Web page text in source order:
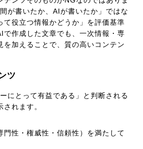
が書いたか、AIが書いたか」ではな
て役立つ情報かどうか」を評価基準
で作成した文章でも、一次情報・専
を加えることで、質の高いコンテン
ツ
にとって有益である」と判断される
れます。
門性・権威性・信頼性）を満たして